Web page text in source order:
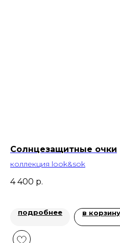
Солнцезащитные очки
коллекция look&sok
4 400 р.
подробнее в корзину